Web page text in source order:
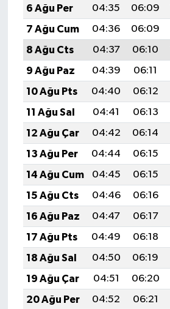
6 Ağu Per
04:35 06:09
7 Ağu Cum
04:36 06:09
8 Ağu Cts
04:37 06:10
9 Ağu Paz
04:39 06:11
10 Ağu Pts
04:40 06:12
11 Ağu Sal
04:41 06:13
12 Ağu Çar
04:42 06:14
13 Ağu Per
04:44 06:15
14 Ağu Cum
04:45 06:15
15 Ağu Cts
04:46 06:16
16 Ağu Paz
04:47 06:17
17 Ağu Pts
04:49 06:18
18 Ağu Sal
04:50 06:19
19 Ağu Çar
04:51 06:20
20 Ağu Per
04:52 06:21